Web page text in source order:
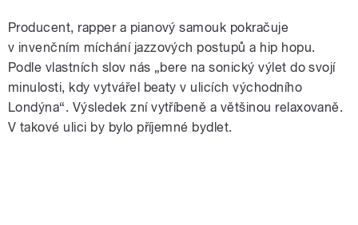
Producent, rapper a pianový samouk pokračuje
v invenčním míchání jazzových postupů a hip hopu.
Podle vlastních slov nás „bere na sonický výlet do svojí
minulosti, kdy vytvářel beaty v ulicích východního
Londýna“. Výsledek zní vytříbeně a většinou relaxovaně.
V takové ulici by bylo příjemné bydlet.